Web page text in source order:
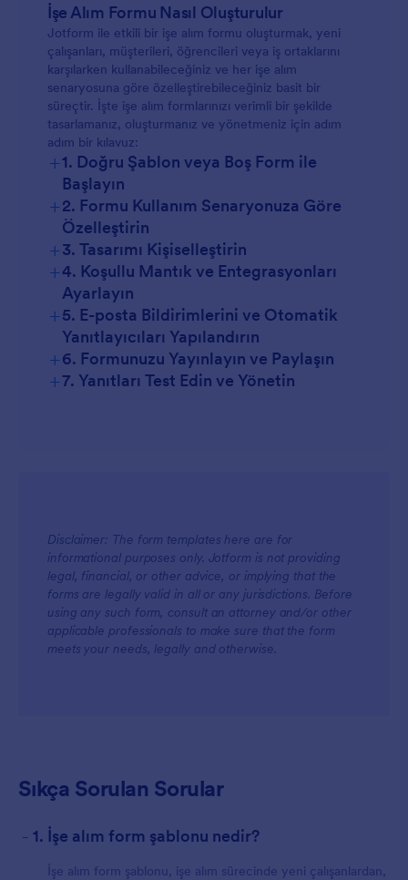
İşe Alım Formu Nasıl Oluşturulur
Jotform ile etkili bir işe alım formu oluşturmak, yeni
çalışanları, müşterileri, öğrencileri veya iş ortaklarını
karşılarken kullanabileceğiniz ve her işe alım
senaryosuna göre özelleştirebileceğiniz basit bir
süreçtir. İşte işe alım formlarınızı verimli bir şekilde
tasarlamanız, oluşturmanız ve yönetmeniz için adım
adım bir kılavuz:
+1. Doğru Şablon veya Boş Form ile
Başlayın
+2. Formu Kullanım Senaryonuza Göre
Özelleştirin
+3. Tasarımı Kişiselleştirin
+4. Koşullu Mantık ve Entegrasyonları
Ayarlayın
+5. E-posta Bildirimlerini ve Otomatik
Yanıtlayıcıları Yapılandırın
+6. Formunuzu Yayınlayın ve Paylaşın
+7. Yanıtları Test Edin ve Yönetin
Disclaimer: The form templates here are for
informational purposes only. Jotform is not providing
legal, financial, or other advice, or implying that the
forms are legally valid in all or any jurisdictions. Before
using any such form, consult an attorney and/or other
applicable professionals to make sure that the form
meets your needs, legally and otherwise.
Sıkça Sorulan Sorular
- 1. İşe alım form şablonu nedir?
İşe alım form şablonu, işe alım sürecinde yeni çalışanlardan,